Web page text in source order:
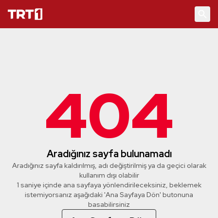
404
Aradığınız sayfa bulunamadı
Aradığınız sayfa kaldırılmış, adı değiştirilmiş ya da geçici olarak
kullanım dışı olabilir
1 saniye içinde ana sayfaya yönlendirileceksiniz, beklemek
istemiyorsanız aşağıdaki 'Ana Sayfaya Dön' butonuna
basabilirsiniz